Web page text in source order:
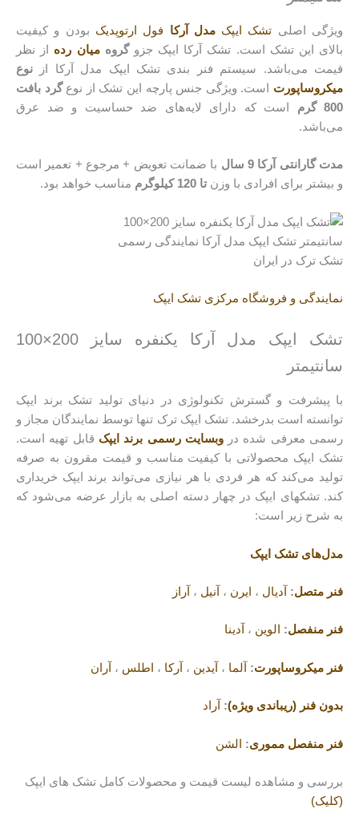
ویژگی اصلی تشک ایپک مدل آرکا فول ارتوپدیک بودن و کیفیت
بالای این تشک است. تشک آرکا ایپک جزوگروهمیان رده از نظر
قیمت می‌باشد. سیستم فنر بندی تشک ایپک مدل آرکا از نوع
میکروساپورت است. ویژگی جنس پارچه این تشک از نوعگرد بافت
800 گرم
است که دارای لایه‌های ضد حساسیت و ضد عرق
می‌باشد.
مدت گارانتی آرکا 9 سال
با ضمانت تعویض + مرجوع + تعمیر است
و بیشتر برای افرادی با وزنتا 120 کیلوگرم مناسب خواهد بود.
نمایندگی و فروشگاه مرکزی تشک ایپک
تشک ایپک مدل آرکا یکنفره سایز 200×100
سانتیمتر
با پیشرفت و گسترش تکنولوژی در دنیای تولید تشک برند ایپک
توانسته است بدرخشد. تشک ایپک ترک تنها توسط نمایندگان مجاز و
رسمی معرفی شده دروبسایت رسمی برند ایپک قابل تهیه است.
تشک ایپک محصولاتی با کیفیت مناسب و قیمت مقرون به صرفه
تولید می‌کند که هر فردی با هر نیازی می‌تواند برند ایپک خریداری
کند. تشکهای ایپک در چهار دسته اصلی به بازار عرضه می‌شود که
به شرح زیر است:
مدل‌های تشک ایپک
فنر متصل: آدیال ، ایرن ، آنیل ، آراز
فنر منفصل: الوین ، آدینا
فنر میکروساپورت: آلما ، آیدین ، آرکا ، اطلس ، آران
بدون فنر (ریباندی ویژه): آراد
فنر منفصل مموری: الشن
بررسی و مشاهده لیست قیمت و محصولات کامل تشک های ایپک
(کلیک)